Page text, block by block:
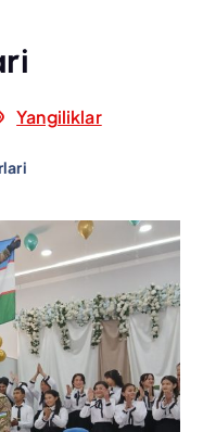
Yangiliklar